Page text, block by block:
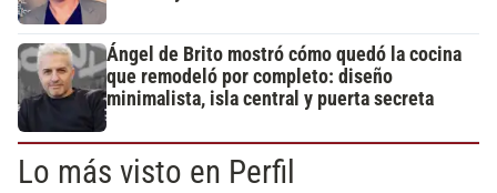
Ángel de Brito mostró cómo quedó la cocina
que remodeló por completo: diseño
minimalista, isla central y puerta secreta
Lo más visto en Perfil